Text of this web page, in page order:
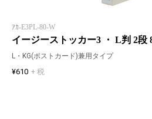
ｱｶ-E3PL-80-W
イージーストッカー3 ・ L判 2段
L・KG(ポストカード)兼用タイプ
¥610 + 税